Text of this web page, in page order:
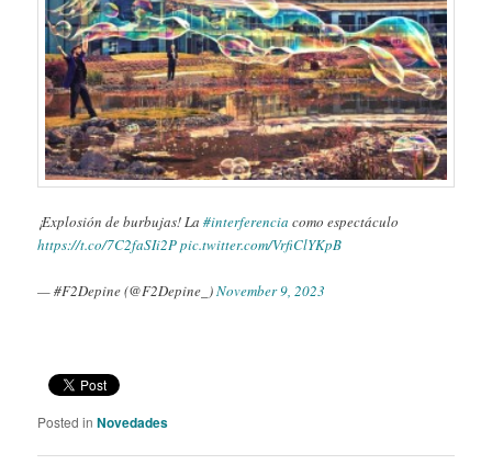
¡Explosión de burbujas! La#interferencia como espectáculo
https://t.co/7C2faSIi2Ppic.twitter.com/VrfiClYKpB
— #F2Depine (@F2Depine_)November 9, 2023
Posted in Novedades